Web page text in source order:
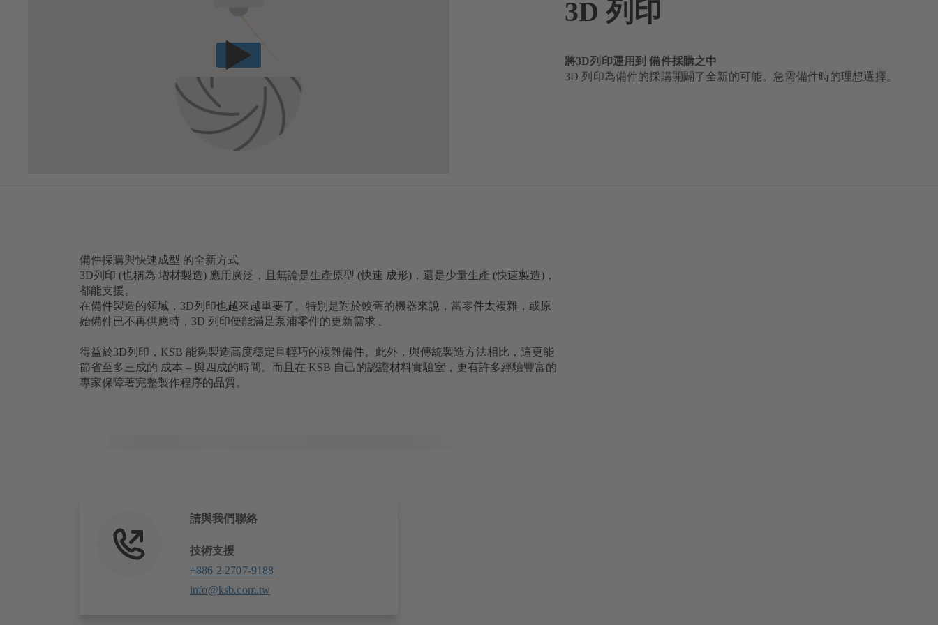
3D 列印
將3D列印運用到 備件採購之中
3D 列印為備件的採購開闢了全新的可能。急需備件時的理想選擇。
備件採購與快速成型 的全新方式
3D列印 (也稱為 增材製造) 應用廣泛，且無論是生產原型 (快速 成形)，還是少量生產 (快速製造)，
都能支援。
在備件製造的領域，3D列印也越來越重要了。特別是對於較舊的機器來說，當零件太複雜，或原
始備件已不再供應時，3D 列印便能滿足泵浦零件的更新需求 。
得益於3D列印，KSB 能夠製造高度穩定且輕巧的複雜備件。此外，與傳統製造方法相比，這更能
節省至多三成的 成本 – 與四成的時間。而且在 KSB 自己的認證材料實驗室，更有許多經驗豐富的
專家保障著完整製作程序的品質。
請與我們聯絡
技術支援
+886 2 2707-9188
info@ksb.com.tw